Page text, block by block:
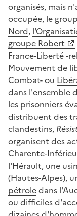
organisés, mais
occupée, le
Nord,
groupe Robert
France-Liberté-
Mouvement de
Combat- ou
dans l'ensemble
les prisonniers
distribuent des
clandestins,
organisent des
Charente-
l'Hérault, une
(Hautes-Alpes),
pétroledans
ou difficiles